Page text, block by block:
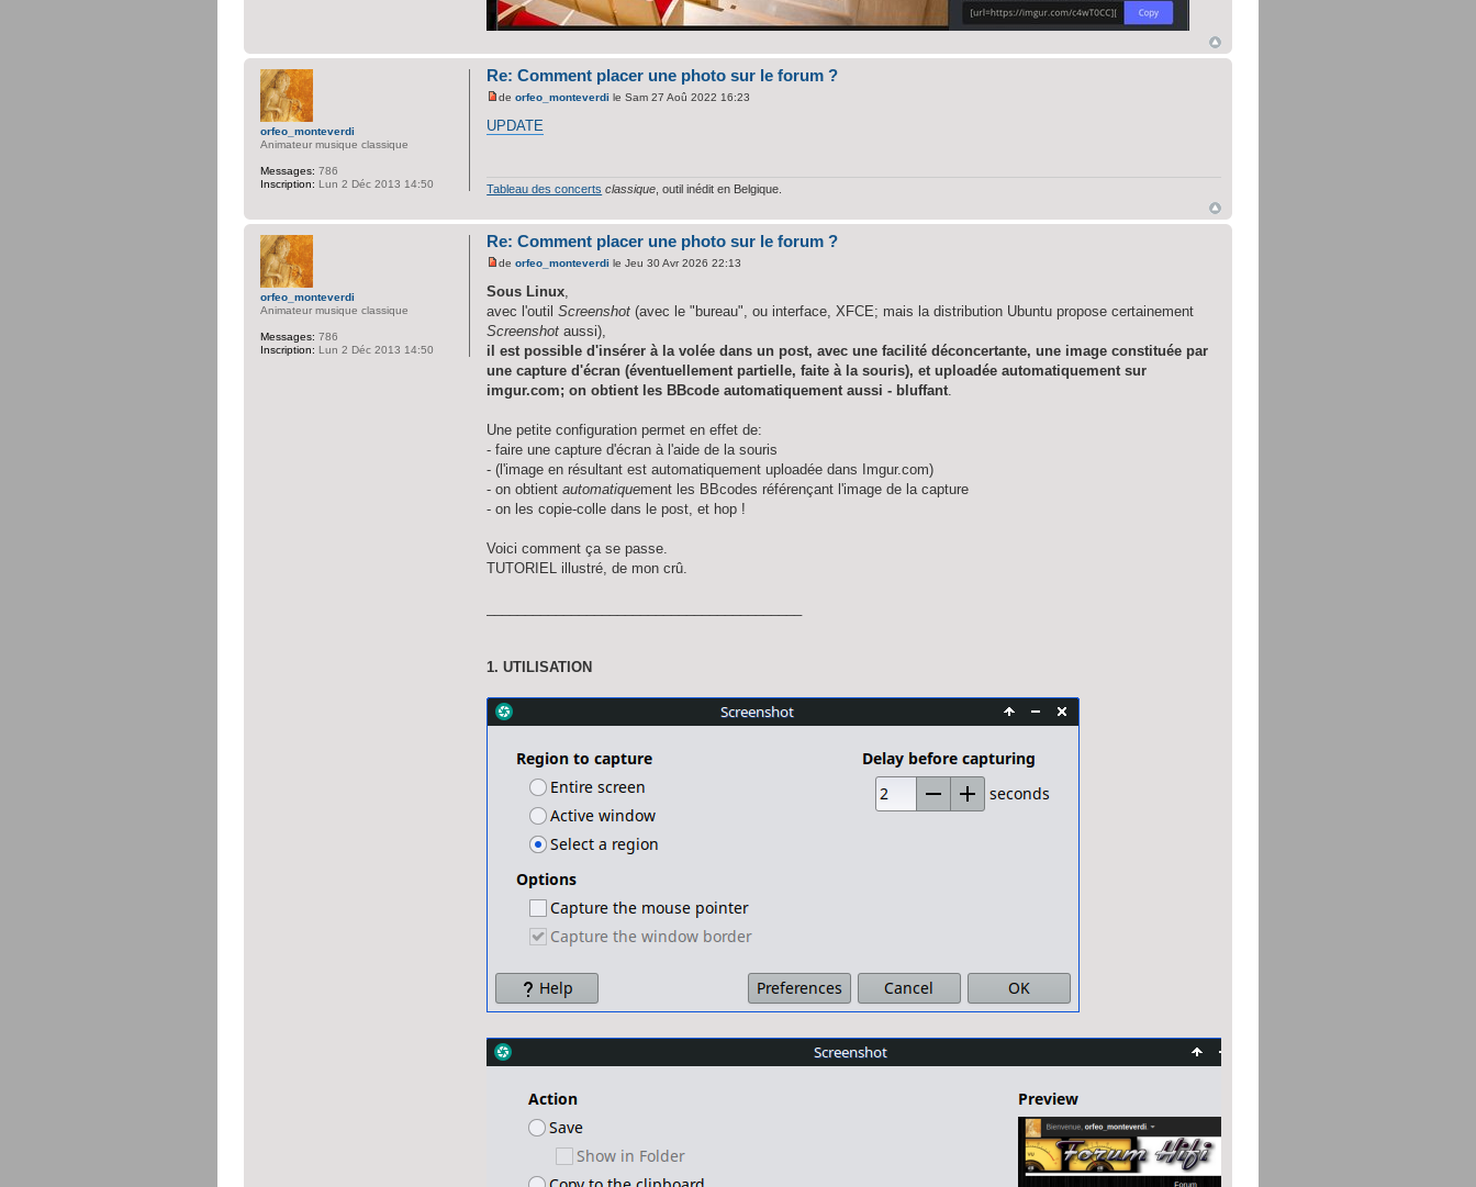
Re: Comment placer une photo sur le forum ?
deorfeo_monteverdi le Sam 27 Aoû 2022 16:23
UPDATE
Tableau des concerts classique , outil inédit en Belgique.
orfeo_monteverdi
Animateur musique classique
Messages: 786
Inscription: Lun 2 Déc 2013 14:50
Re: Comment placer une photo sur le forum ?
deorfeo_monteverdi le Jeu 30 Avr 2026 22:13
Sous Linux
avec l'outilScreenshot (avec le "bureau", ou interface, XFCE; mais la distribution Ubuntu propose certainement
Screenshot aussi),
il est possible d'insérer à la volée dans un post, avec une facilité déconcertante, une image constituée par
une capture d'écran (éventuellement partielle, faite à la souris), et uploadée automatiquement sur
imgur.com; on obtient les BBcode automatiquement aussi - bluffant
Une petite configuration permet en effet de:
- faire une capture d'écran à l'aide de la souris
- (l'image en résultant est automatiquement uploadée dans Imgur.com)
- on obtientautomatiquement les BBcodes référençant l'image de la capture
- on les copie-colle dans le post, et hop !
Voici comment ça se passe.
TUTORIEL illustré, de mon crû.
1. UTILISATION
orfeo_monteverdi
Animateur musique classique
Messages: 786
Inscription: Lun 2 Déc 2013 14:50